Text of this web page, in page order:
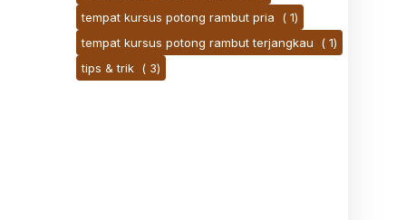
tempat kursus potong rambut pria
( 1)
tempat kursus potong rambut terjangkau
( 1)
tips & trik ( 3)